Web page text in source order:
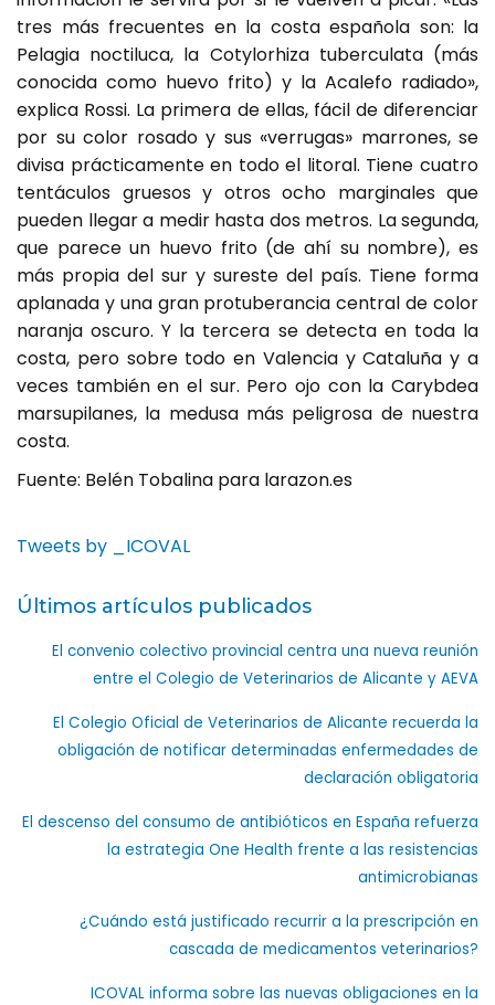
tres más frecuentes en la costa española son: la
Pelagia noctiluca, la Cotylorhiza tuberculata (más
conocida como huevo frito) y la Acalefo radiado»,
explica Rossi. La primera de ellas, fácil de diferenciar
por su color rosado y sus «verrugas» marrones, se
divisa prácticamente en todo el litoral. Tiene cuatro
tentáculos gruesos y otros ocho marginales que
pueden llegar a medir hasta dos metros. La segunda,
que parece un huevo frito (de ahí su nombre), es
más propia del sur y sureste del país. Tiene forma
aplanada y una gran protuberancia central de color
naranja oscuro. Y la tercera se detecta en toda la
costa, pero sobre todo en Valencia y Cataluña y a
veces también en el sur. Pero ojo con la Carybdea
marsupilanes, la medusa más peligrosa de nuestra
costa.
Fuente: Belén Tobalina para larazon.es
Tweets by _ICOVAL
Últimos artículos publicados
El convenio colectivo provincial centra una nueva reunión
entre el Colegio de Veterinarios de Alicante y AEVA
El Colegio Oficial de Veterinarios de Alicante recuerda la
obligación de notificar determinadas enfermedades de
declaración obligatoria
El descenso del consumo de antibióticos en España refuerza
la estrategia One Health frente a las resistencias
antimicrobianas
¿Cuándo está justificado recurrir a la prescripción en
cascada de medicamentos veterinarios?
ICOVAL informa sobre las nuevas obligaciones en la